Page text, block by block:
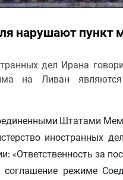
нарушают пункт
дел Ирана
на Ливан
Штатами
иностранных
«Ответственность за
режиме